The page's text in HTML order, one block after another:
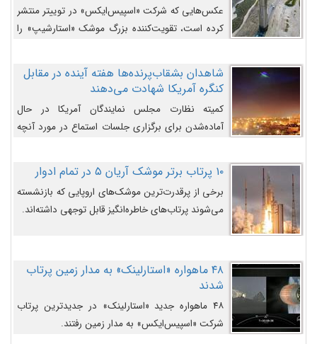
عکس‌هایی که شرکت «اسپیس‌ایکس» در توییتر منتشر
کرده است، تقویت‌کننده بزرگ موشک «استارشیپ» را
شاهدان بشقاب‌پرنده‌ها هفته آینده در مقابل
کنگره آمریکا شهادت می‌دهند
کمیته نظارت مجلس نمایندگان آمریکا در حال
آماده‌شدن برای برگزاری جلسات استماع در مورد آنچه
می‌دانند، است و قرار است افشاگران یوفوها هفته آینده
در مقابل آنها شهادت دهند.۱۰ پرتاب برتر موشک آریان ۵ در تمام ادوار
برخی از پرقدرت‌ترین موشک‌های اروپایی که بازنشسته
می‌شوند پرتاب‌های خاطره‌انگیز قابل توجهی داشته‌اند.
۴۸ ماهواره «استارلینک» به مدار زمین پرتاب
شدند
۴۸ ماهواره جدید «استارلینک» در جدیدترین پرتاب
شرکت «اسپیس‌ایکس» به مدار زمین رفتند.